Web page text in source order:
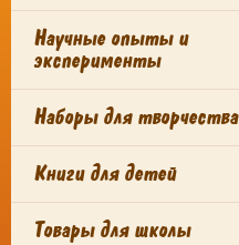
Научные опыты и
эксперименты
Наборы для творчества
Книги для детей
Товары для школы